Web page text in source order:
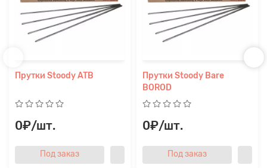
Прутки Stoody ATB
0₽/шт.
Под заказ
Прутки Stoody Bare
BOROD
0₽/шт.
Под заказ